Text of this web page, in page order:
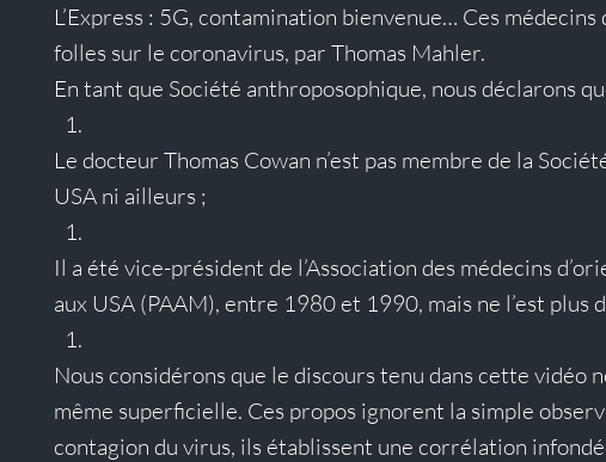
L’Express : 5G, contamination bienvenue… Ces
folles sur le coronavirus, par Thomas Mahler.
En tant que Société anthroposophique, nous déclarons
Le docteur Thomas Cowan n’est pas membre de la
USA ni ailleurs ;
Il a été vice-président de l’Association des médecins
aux USA (PAAM), entre 1980 et 1990, mais ne l’est plus
Nous considérons que le discours tenu dans cette vidéo
même superficielle. Ces propos ignorent la simple
contagion du virus, ils établissent une corrélation